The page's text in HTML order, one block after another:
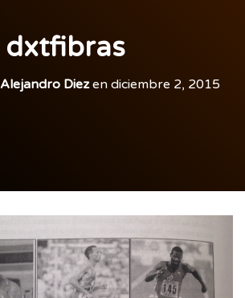
dxtfibras
Alejandro Diezen diciembre 2, 2015